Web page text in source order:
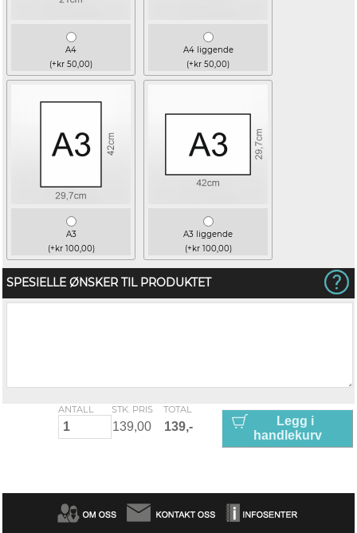
A4
(+kr 50,00)
A4 liggende
(+kr 50,00)
A3
(+kr 100,00)
A3 liggende
(+kr 100,00)
SPESIELLE ØNSKER TIL PRODUKTET
ANTALL STK. PRIS TOTAL
Legg i
handlekurv